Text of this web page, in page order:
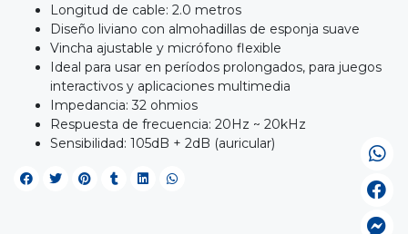
Longitud de cable: 2.0 metros
Diseño liviano con almohadillas de esponja suave
Vincha ajustable y micrófono flexible
Ideal para usar en períodos prolongados, para juegos
interactivos y aplicaciones multimedia
Impedancia: 32 ohmios
Respuesta de frecuencia: 20Hz ~ 20kHz
Sensibilidad: 105dB + 2dB (auricular)